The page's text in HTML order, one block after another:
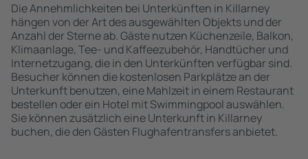
Die Annehmlichkeiten bei Unterkünften in Killarney
hängen von der Art des ausgewählten Objekts und der
Anzahl der Sterne ab. Gäste nutzen Küchenzeile, Balkon,
Klimaanlage, Tee- und Kaffeezubehör, Handtücher und
Internetzugang, die in den Unterkünften verfügbar sind.
Besucher können die kostenlosen Parkplätze an der
Unterkunft benutzen, eine Mahlzeit in einem Restaurant
bestellen oder ein Hotel mit Swimmingpool auswählen.
Sie können zusätzlich eine Unterkunft in Killarney
buchen, die den Gästen Flughafentransfers anbietet.